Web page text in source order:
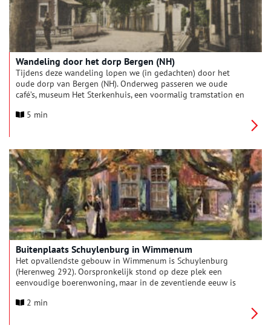
Wandeling door het dorp Bergen (NH)
Tijdens deze wandeling lopen we (in gedachten) door het
oude dorp van Bergen (NH). Onderweg passeren we oude
café’s, museum Het Sterkenhuis, een voormalig tramstation en
5 min
Buitenplaats Schuylenburg in Wimmenum
Het opvallendste gebouw in Wimmenum is Schuylenburg
(Herenweg 292). Oorspronkelijk stond op deze plek een
eenvoudige boerenwoning, maar in de zeventiende eeuw is
2 min